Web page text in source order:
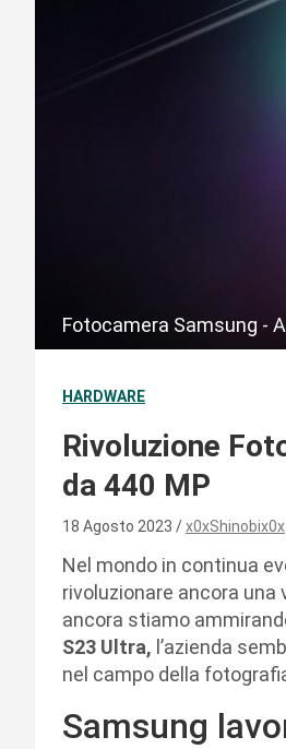
Fotocamera Samsung -
HARDWARE
Rivoluzione
da 440 MP
18 Agosto 2023 x0xShinobix0x
Nel mondo in continua
rivoluzionare ancora una
ancora stiamo
S23 Ultra, l’azienda
nel campo della
Samsung